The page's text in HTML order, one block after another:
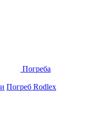
Погреба
Погреб Rodlex